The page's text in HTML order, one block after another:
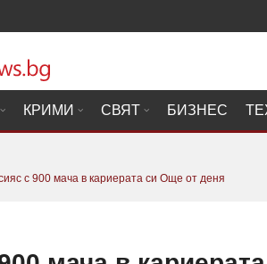
КРИМИ СВЯТ БИЗНЕС
с 900 мача в кариерата си Още от деня